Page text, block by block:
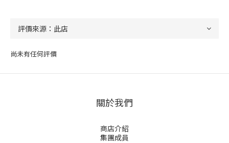
尚未有任何評價
關於我們
商店介紹
集團成員